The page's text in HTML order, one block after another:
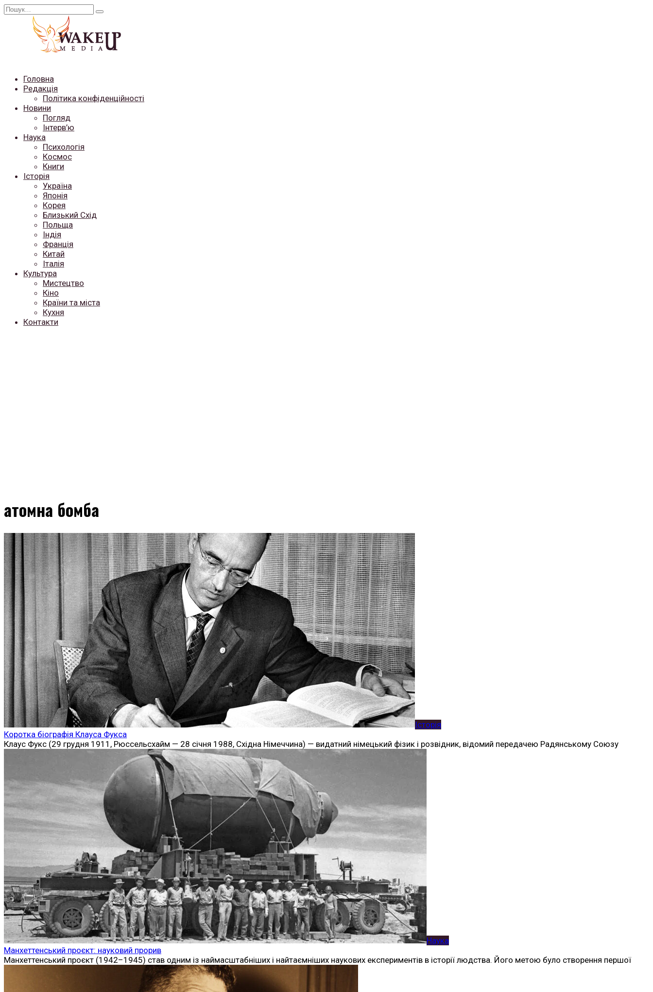
Перейти
Search
Головна
Редакція
Політика конфіденційності
Новини
Погляд
Інтерв’ю
Наука
Психологія
Космос
Книги
Історія
Україна
Японія
Корея
Близький Схід
Польща
Індія
Франція
Китай
Італія
Культура
Мистецтво
Кіно
Країни та міста
Кухня
Контакти
атомна бомба
Історія
Коротка біографія Клауса Фукса
Клаус Фукс (29 грудня 1911, Рюссельсхайм — 28 січня 1988, Східна Німеччина) — видатний німецький фізик і розвідник, відомий передачею Радянському Союзу
Наука
Манхеттенський проєкт: науковий прорив
Манхеттенський проєкт (1942–1945) став одним із наймасштабніших і найтаємніших наукових експериментів в історії людства. Його метою було створення першої